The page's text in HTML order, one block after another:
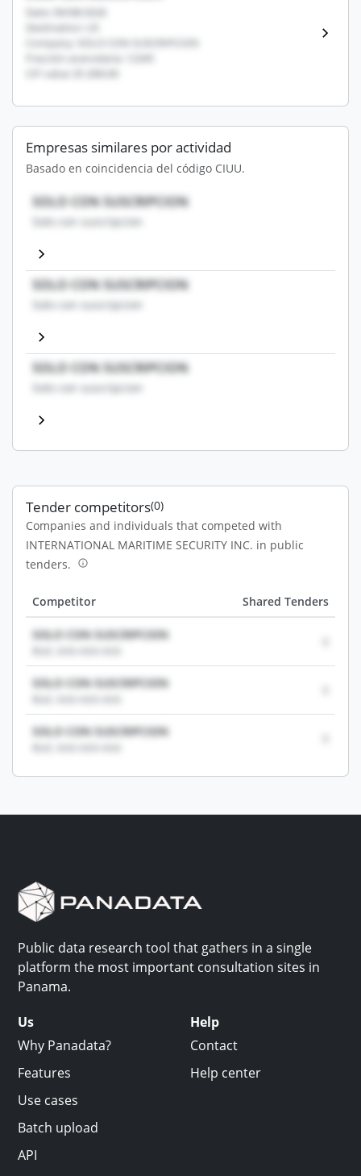
Date: 09/08/2026
Destination: US
Company: SOLO CON SUSCRIPCION
Fracción arancelaria: 12345
CIF value: $1,000.00
Empresas similares por actividad
Basado en coincidencia del código CIUU.
SOLO CON SUSCRIPCION
Solo con suscripcion
SOLO CON SUSCRIPCION
Solo con suscripcion
SOLO CON SUSCRIPCION
Solo con suscripcion
Tender competitors(0)
Companies and individuals that competed with
INTERNATIONAL MARITIME SECURITY INC. in public
tenders.
Competitor Shared Tenders
SOLO CON SUSCRIPCION
SOLO CON SUSCRIPCION
SOLO CON SUSCRIPCION
Public data research tool that gathers in a single
platform the most important consultation sites in
Panama.
Us
Why Panadata?
Features
Use cases
Batch upload
API
Help
Contact
Help center